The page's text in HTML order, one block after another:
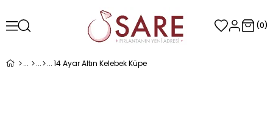
0
14 Ayar Altın Kelebek Küpe